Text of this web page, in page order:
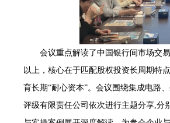
会议重点解读了中国银行间市场交
以上 ， 核心在于匹配股权投资长周期特
育长期“耐心资本”。 会议 围绕集成电路
评级有限责任公司依次进行主题分享,分